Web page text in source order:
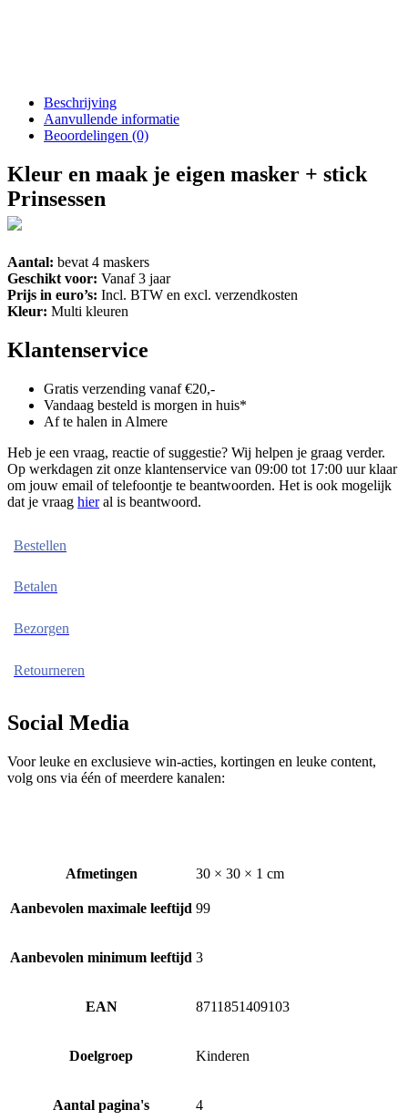
Beschrijving
Aanvullende informatie
Beoordelingen (0)
Kleur en maak je eigen masker + stick
Prinsessen
Aantal: bevat 4 maskers
Geschikt voor: Vanaf 3 jaar
Prijs in euro’s: Incl. BTW en excl. verzendkosten
Kleur: Multi kleuren
Klantenservice
Gratis verzending vanaf €20,-
Vandaag besteld is morgen in huis*
Af te halen in Almere
Heb je een vraag, reactie of suggestie? Wij helpen je graag verder.
Op werkdagen zit onze klantenservice van 09:00 tot 17:00 uur klaar
om jouw email of telefoontje te beantwoorden. Het is ook mogelijk
dat je vraag hieral is beantwoord.
Bestellen
Betalen
Bezorgen
Retourneren
Social Media
Voor leuke en exclusieve win-acties, kortingen en leuke content,
volg ons via één of meerdere kanalen:
Afmetingen 30 × 30 × 1 cm
Aanbevolen maximale leeftijd 99
Aanbevolen minimum leeftijd 3
EAN 8711851409103
Doelgroep Kinderen
Aantal pagina's 4